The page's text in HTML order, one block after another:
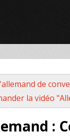
de
la vidéo
: